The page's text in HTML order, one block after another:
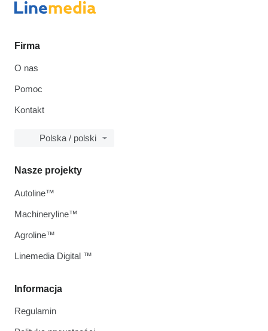
Firma
O nas
Pomoc
Kontakt
Polska / polski
Informacja
Regulamin
Nasze projekty
Autoline™
Machineryline™
Agroline™
Linemedia Digital ™